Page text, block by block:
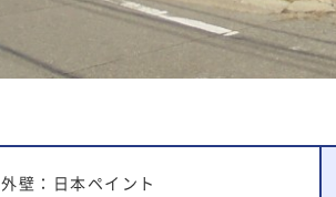
外壁：日本ペイント